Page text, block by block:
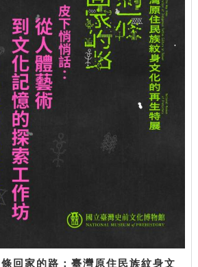
條回家的路：臺灣原住民族紋身文